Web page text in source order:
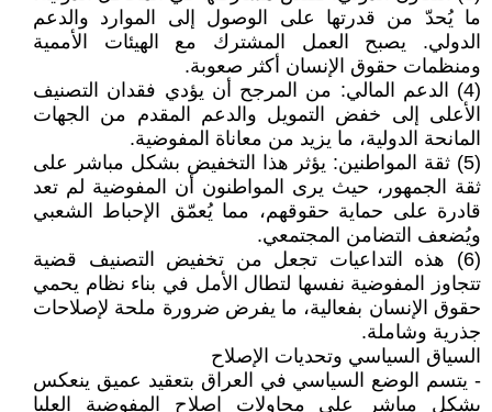
ما يُحدّ من قدرتها على الوصول إلى الموارد والدعم
الدولي. يصبح العمل المشترك مع الهيئات الأممية
ومنظمات حقوق الإنسان أكثر صعوبة.
(4) الدعم المالي: من المرجح أن يؤدي فقدان التصنيف
الأعلى إلى خفض التمويل والدعم المقدم من الجهات
المانحة الدولية، ما يزيد من معاناة المفوضية.
(5) ثقة المواطنين: يؤثر هذا التخفيض بشكل مباشر على
ثقة الجمهور، حيث يرى المواطنون أن المفوضية لم تعد
قادرة على حماية حقوقهم، مما يُعمّق الإحباط الشعبي
ويُضعف التضامن المجتمعي.
(6) هذه التداعيات تجعل من تخفيض التصنيف قضية
تتجاوز المفوضية نفسها لتطال الأمل في بناء نظام يحمي
حقوق الإنسان بفعالية، ما يفرض ضرورة ملحة لإصلاحات
جذرية وشاملة.
السياق السياسي وتحديات الإصلاح
- يتسم الوضع السياسي في العراق بتعقيد عميق ينعكس
بشكل مباشر على محاولات إصلاح المفوضية العليا